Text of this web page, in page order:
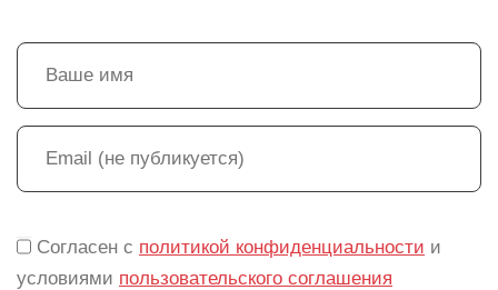
Согласен с политикой конфиденциальности и
условиями пользовательского соглашения